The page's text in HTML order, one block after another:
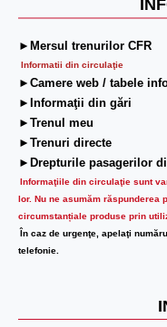
►Mersul trenurilor CFR
Informatii din circulaţie
►Camere web / tabele
►Informaţii din gări
►Trenul meu
►Trenuri directe
►Drepturile pasagerilor
Informaţiile din circulaţie sunt
lor. Nu ne asumăm răspunderea
circumstanțiale produse prin
În caz de urgenţe, apelaţi
telefonie.